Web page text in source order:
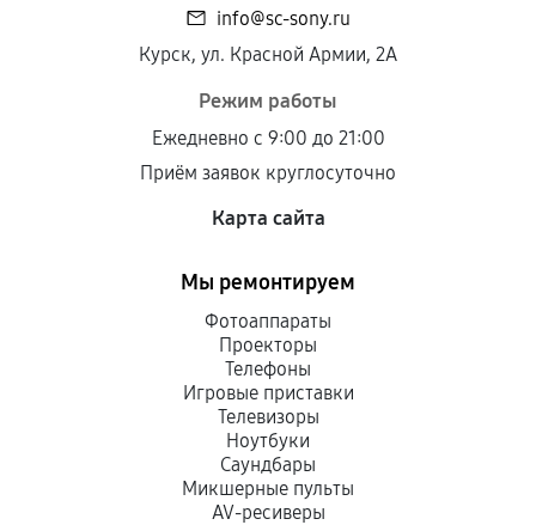
info@sc-sony.ru
Курск, ул. Красной Армии, 2А
Режим работы
Ежедневно с 9:00 до 21:00
Приём заявок круглосуточно
Карта сайта
Мы ремонтируем
Фотоаппараты
Проекторы
Телефоны
Игровые приставки
Телевизоры
Ноутбуки
Саундбары
Микшерные пульты
AV-ресиверы